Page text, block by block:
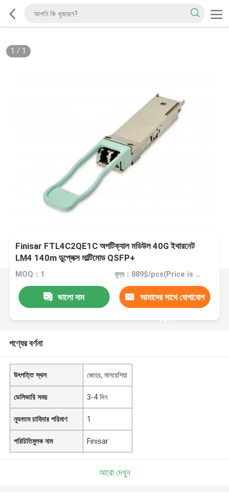
1 / 1
Finisar FTL4C2QE1C অপটিক্যাল মডিউল 40G ইথারনেট
LM4 140m ডুপ্লেক্স মাল্টিমোড QSFP+
MOQ：1 মূল্য：889$/pcs(Price is negotiable)
ভালো দাম আমাদের সাথে যোগাযোগ
করুন
পণ্যের বর্ণনা
উৎপত্তি স্থল জোহর, মালয়েশিয়া
ডেলিভারি সময় 3-4 দিন
ন্যূনতম চাহিদার পরিমাণ 1
পরিচিতিমুলক নাম Finisar
আরো দেখুন